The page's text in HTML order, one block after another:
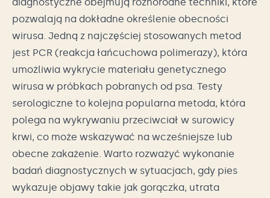
pozwalają na dokładne określenie obecności
wirusa. Jedną z najczęściej stosowanych metod
jest PCR (reakcja łańcuchowa polimerazy), która
umożliwia wykrycie materiału genetycznego
wirusa w próbkach pobranych od psa. Testy
serologiczne to kolejna popularna metoda, która
polega na wykrywaniu przeciwciał w surowicy
krwi, co może wskazywać na wcześniejsze lub
obecne zakażenie. Warto rozważyć wykonanie
badań diagnostycznych w sytuacjach, gdy pies
wykazuje objawy takie jak gorączka, utrata